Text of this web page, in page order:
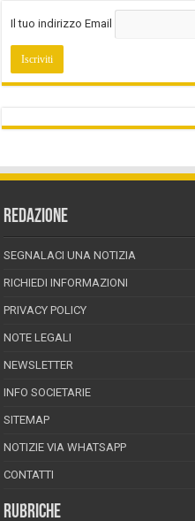
Il tuo indirizzo Email
REDAZIONE
SEGNALACI UNA NOTIZIA
RICHIEDI INFORMAZIONI
PRIVACY POLICY
NOTE LEGALI
NEWSLETTER
INFO SOCIETARIE
SITEMAP
NOTIZIE VIA WHATSAPP
CONTATTI
RUBRICHE